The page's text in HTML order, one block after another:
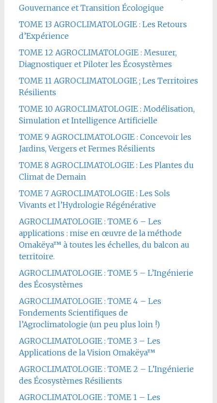
Gouvernance et Transition Écologique
TOME 13 AGROCLIMATOLOGIE : Les Retours
d’Expérience
TOME 12 AGROCLIMATOLOGIE : Mesurer,
Diagnostiquer et Piloter les Écosystèmes
TOME 11 AGROCLIMATOLOGIE ; Les Territoires
Résilients
TOME 10 AGROCLIMATOLOGIE : Modélisation,
Simulation et Intelligence Artificielle
TOME 9 AGROCLIMATOLOGIE : Concevoir les
Jardins, Vergers et Fermes Résilients
TOME 8 AGROCLIMATOLOGIE : Les Plantes du
Climat de Demain
TOME 7 AGROCLIMATOLOGIE : Les Sols
Vivants et l’Hydrologie Régénérative
AGROCLIMATOLOGIE : TOME 6 – Les
applications : mise en œuvre de la méthode
Omakëya™ à toutes les échelles, du balcon au
territoire.
AGROCLIMATOLOGIE : TOME 5 – L’Ingénierie
des Écosystèmes
AGROCLIMATOLOGIE : TOME 4 – Les
Fondements Scientifiques de
l’Agroclimatologie (un peu plus loin !)
AGROCLIMATOLOGIE : TOME 3 – Les
Applications de la Vision Omakëya™
AGROCLIMATOLOGIE : TOME 2 – L’Ingénierie
des Écosystèmes Résilients
AGROCLIMATOLOGIE : TOME 1 – Les